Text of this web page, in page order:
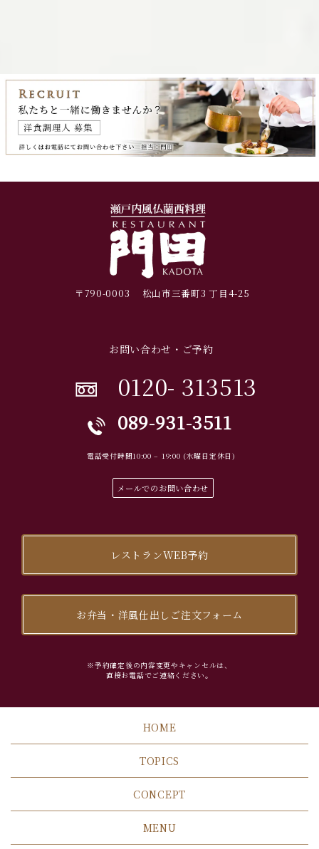
〒790-0003 松山市三番町3丁目4-25
お問い合わせ・ご予約
0120- 313513
089-931-3511
電話受付時間10:00 – 19:00 (水曜日定休日)
メールでのお問い合わせ
レストランWEB予約
お弁当・洋風仕出しご注文フォーム
※予約確定後の内容変更やキャンセルは、
直接お電話でご連絡ください。
HOME
TOPICS
CONCEPT
MENU